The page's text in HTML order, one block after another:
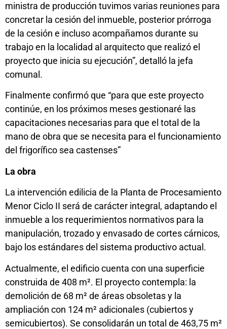
ministra de producción tuvimos varias reuniones para
concretar la cesión del inmueble, posterior prórroga
de la cesión e incluso acompañamos durante su
trabajo en la localidad al arquitecto que realizó el
proyecto que inicia su ejecución”, detalló la jefa
comunal.
Finalmente confirmó que “para que este proyecto
continúe, en los próximos meses gestionaré las
capacitaciones necesarias para que el total de la
mano de obra que se necesita para el funcionamiento
del frigorífico sea castenses”
La obra
La intervención edilicia de la Planta de Procesamiento
Menor Ciclo II será de carácter integral, adaptando el
inmueble a los requerimientos normativos para la
manipulación, trozado y envasado de cortes cárnicos,
bajo los estándares del sistema productivo actual.
Actualmente, el edificio cuenta con una superficie
construida de 408 m². El proyecto contempla: la
demolición de 68 m² de áreas obsoletas y la
ampliación con 124 m² adicionales (cubiertos y
semicubiertos). Se consolidarán un total de 463,75 m²